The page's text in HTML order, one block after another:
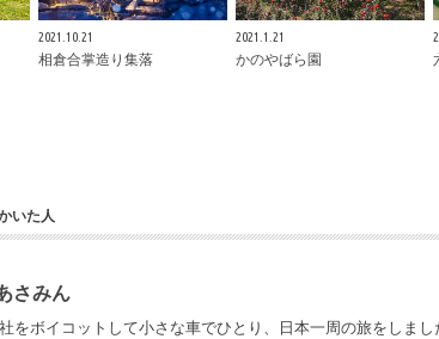
2021.10.21
相倉合掌造り集落
2021.1.21
かのやばら園
いた人
さみん
をボイコットして小さな車でひとり、日本一周の旅をしま